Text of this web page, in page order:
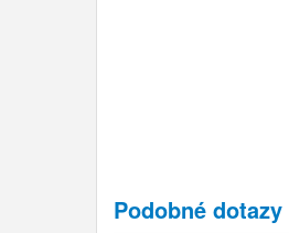
Podobné dotazy